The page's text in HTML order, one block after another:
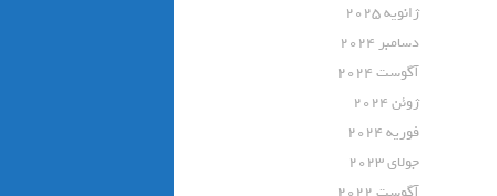
ژانویه 2025
دسامبر 2024
آگوست 2024
ژوئن 2024
فوریه 2024
جولای 2023